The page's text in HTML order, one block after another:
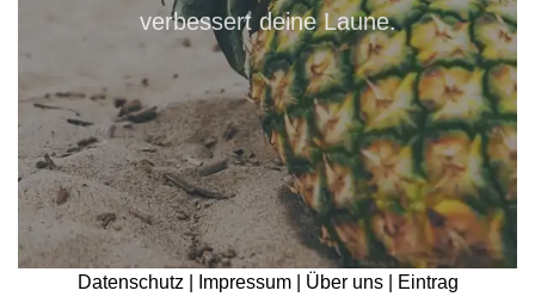
verbessert deine Laune.
Datenschutz | Impressum | Über uns |
Eintrag